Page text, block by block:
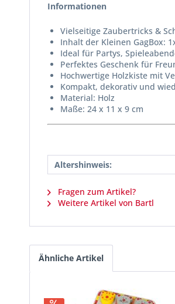
Informationen
Vielseitige Zaubertricks &
Inhalt der Kleinen GagBox:
Ideal für Partys,
Perfektes Geschenk für
Hochwertige Holzkiste mit
Kompakt, dekorativ und
Material: Holz
Maße: 24 x 11 x 9 cm
Altershinweis:
Fragen zum Artikel?
Weitere Artikel von Bartl
Ähnliche Artikel